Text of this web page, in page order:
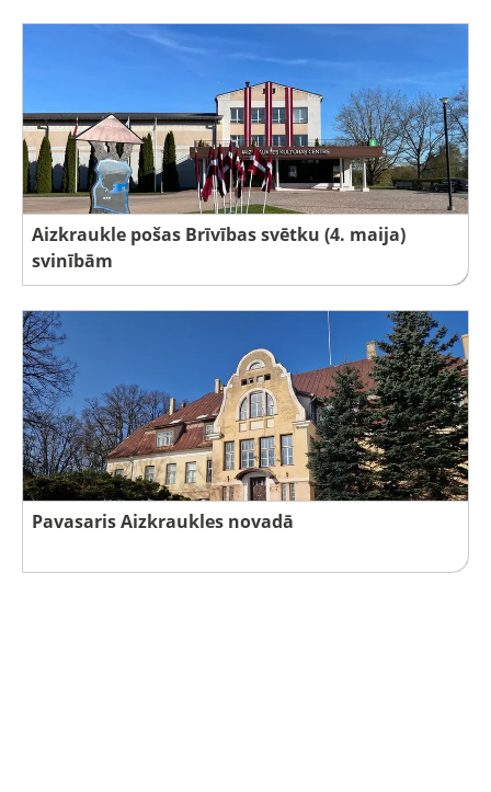
Aizkraukle pošas Brīvības svētku (4. maija)
svinībām
Pavasaris Aizkraukles novadā